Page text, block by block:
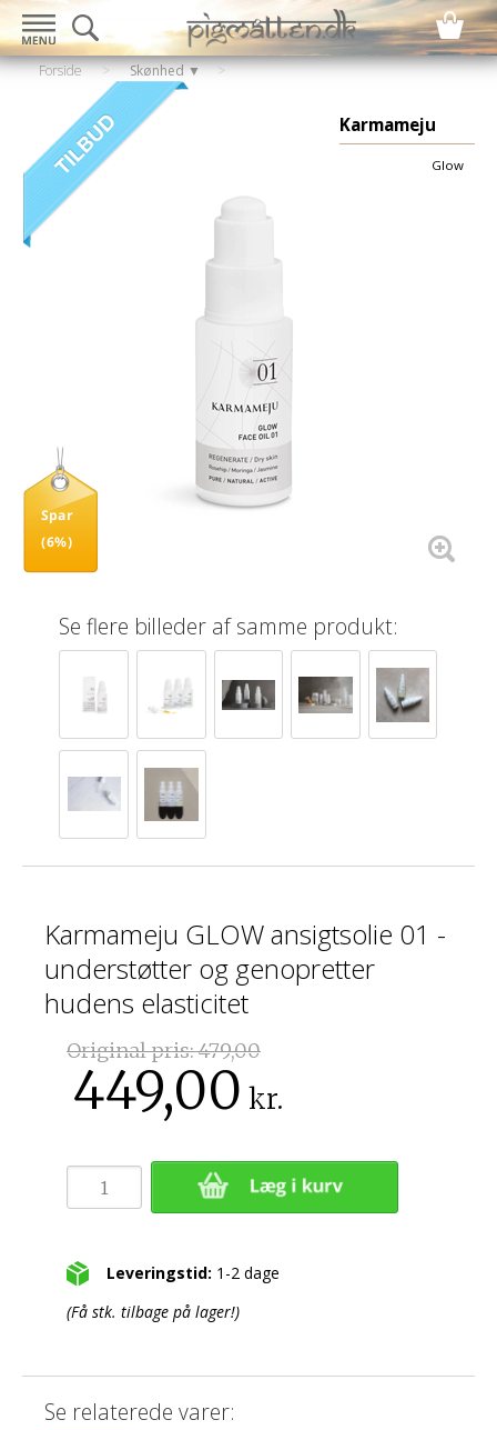
Forside > Skønhed ▼
Karmameju
Glow
Spar
(6%)
Se flere billeder af samme produkt:
Karmameju GLOW ansigtsolie 01 -
understøtter og genopretter
hudens elasticitet
Original pris:479,00
449,00 kr.
Leveringstid: 1-2 dage
(Få stk. tilbage på lager!)
Se relaterede varer: